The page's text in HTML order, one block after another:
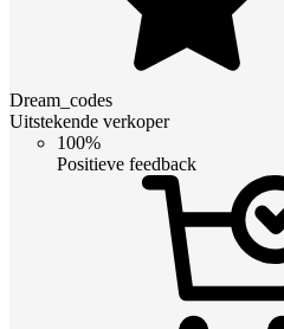
Dream_codes
Uitstekende verkoper
100%
Positieve feedback